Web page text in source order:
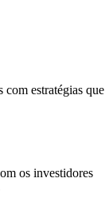
com estratégias que
os investidores